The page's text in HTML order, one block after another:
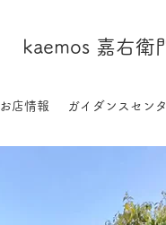
kaemos 嘉右衛
お店情報 ガイダンスセン